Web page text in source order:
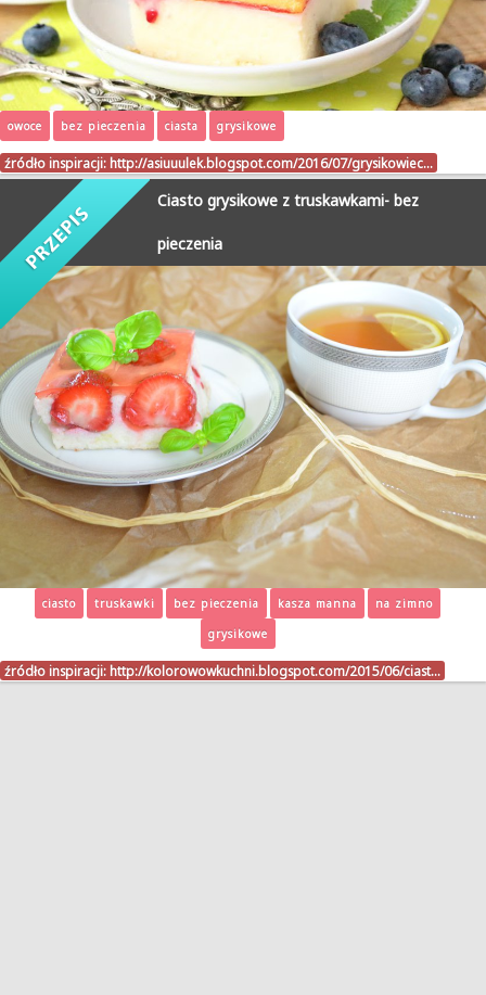
owoce bez pieczenia ciasta grysikowe
źródło inspiracji: http://asiuuulek.blogspot.com/2016/07/grysikowiec…
Ciasto grysikowe z truskawkami- bez
pieczenia
ciasto truskawki bez pieczenia kasza manna
na zimno
grysikowe
źródło inspiracji: http://kolorowowkuchni.blogspot.com/2015/06/ciast…